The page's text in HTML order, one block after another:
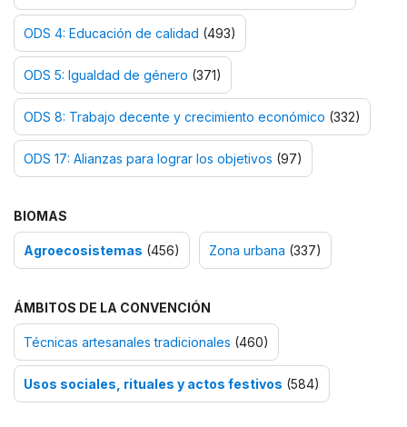
ODS 4: Educación de calidad (493)
ODS 5: Igualdad de género (371)
ODS 8: Trabajo decente y crecimiento económico (332)
ODS 17: Alianzas para lograr los objetivos (97)
BIOMAS
Agroecosistemas (456) Zona urbana (337)
ÁMBITOS DE LA CONVENCIÓN
Técnicas artesanales tradicionales (460)
Usos sociales, rituales y actos festivos (584)